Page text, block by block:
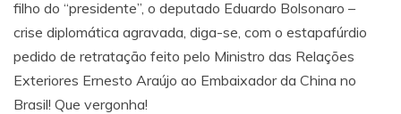
filho do “presidente”, o deputado Eduardo Bolsonaro –
crise diplomática agravada, diga-se, com o estapafúrdio
pedido de retratação feito pelo Ministro das Relações
Exteriores Ernesto Araújo ao Embaixador da China no
Brasil! Que vergonha!